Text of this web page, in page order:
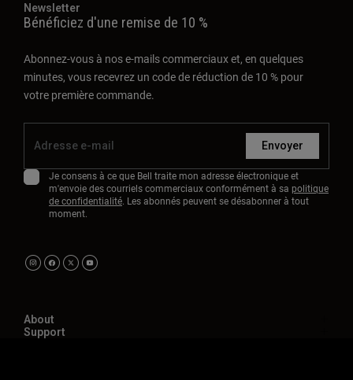
Newsletter
Bénéficiez d'une remise de 10 %
Abonnez-vous à nos e-mails commerciaux et, en quelques
minutes, vous recevrez un code de réduction de 10 % pour
votre première commande.
Envoyer
Je consens à ce que Bell traite mon adresse électronique et
m'envoie des courriels commerciaux conformément à sa politique
de confidentialité. Les abonnés peuvent se désabonner à tout
moment.
About
Support